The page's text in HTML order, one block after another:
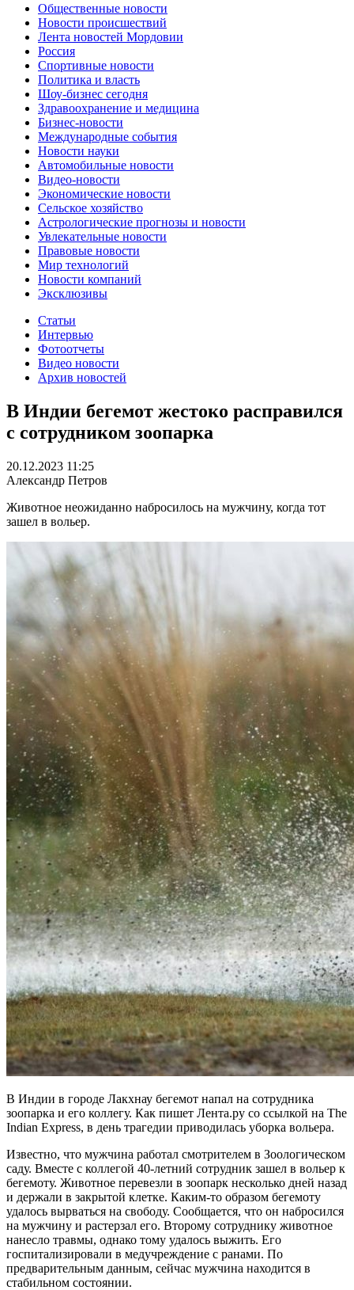
Общественные новости
Новости происшествий
Лента новостей Мордовии
Россия
Спортивные новости
Политика и власть
Шоу-бизнес сегодня
Здравоохранение и медицина
Бизнес-новости
Международные события
Новости науки
Автомобильные новости
Видео-новости
Экономические новости
Сельское хозяйство
Астрологические прогнозы и новости
Увлекательные новости
Правовые новости
Мир технологий
Новости компаний
Эксклюзивы
Статьи
Интервью
Фотоотчеты
Видео новости
Архив новостей
В Индии бегемот жестоко расправился
с сотрудником зоопарка
20.12.2023 11:25
Александр Петров
Животное неожиданно набросилось на мужчину, когда тот
зашел в вольер.
В Индии в городе Лакхнау бегемот напал на сотрудника
зоопарка и его коллегу. Как пишет Лента.ру со ссылкой на The
Indian Express, в день трагедии приводилась уборка вольера.
Известно, что мужчина работал смотрителем в Зоологическом
саду. Вместе с коллегой 40-летний сотрудник зашел в вольер к
бегемоту. Животное перевезли в зоопарк несколько дней назад
и держали в закрытой клетке. Каким-то образом бегемоту
удалось вырваться на свободу. Сообщается, что он набросился
на мужчину и растерзал его. Второму сотруднику животное
нанесло травмы, однако тому удалось выжить. Его
госпитализировали в медучреждение с ранами. По
предварительным данным, сейчас мужчина находится в
стабильном состоянии.